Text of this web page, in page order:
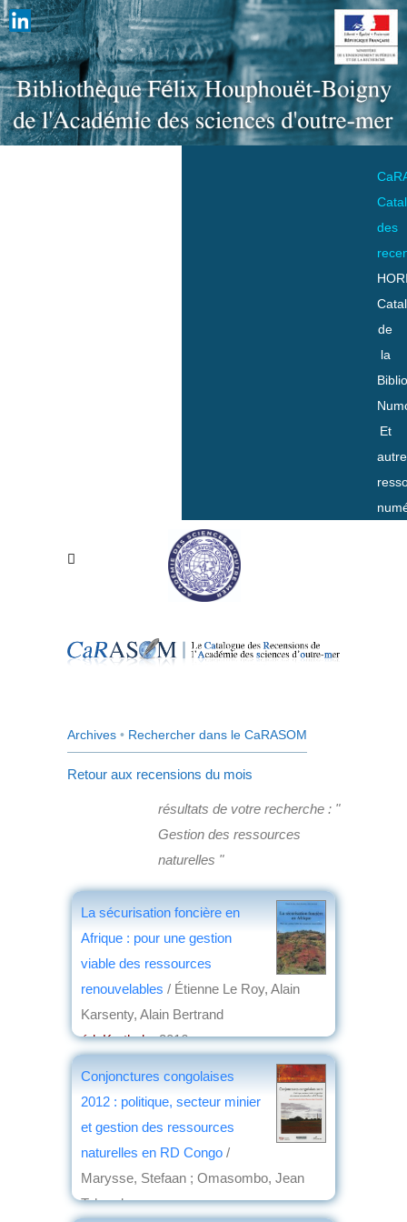
des
de
la
Et
Archives • Rechercher dans le CaRASOM
Retour aux recensions du mois
résultats de votre recherche : "
Gestion des ressources
naturelles "
La sécurisation foncière en
Afrique : pour une gestion
viable des ressources
renouvelables / Étienne Le Roy, Alain
Karsenty, Alain Bertrand
éd. Karthala, 2016
Conjonctures congolaises
2012 : politique, secteur minier
et gestion des ressources
naturelles en RD Congo /
Marysse, Stefaan ; Omasombo, Jean
Tshonda